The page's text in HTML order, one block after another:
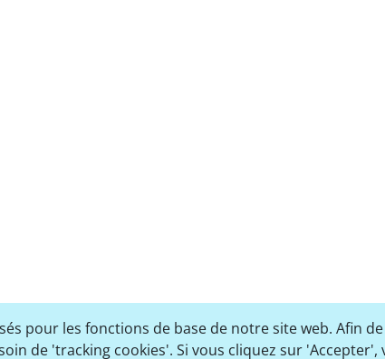
pour les fonctions de base de notre site web. Afin
de 'tracking cookies'. Si vous cliquez sur